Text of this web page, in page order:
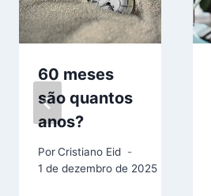
60 meses
são quantos
anos?
PorCristiano Eid
1 de dezembro de 2025